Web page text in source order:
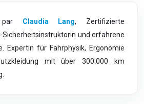
par Claudia Lang, Zertifizierte
Sicherheitsinstruktorin und erfahrene
Expertin für Fahrphysik, Ergonomie
mit über 300.000 km